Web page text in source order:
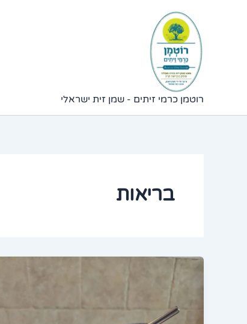
רוטמן כרמי זיתים - שמן זית ישראלי
בריאות